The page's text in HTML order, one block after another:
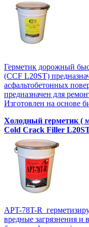
Герметик дорожный
(CCF L20SТ)
асфальтобетонных
предназначен для
Изготовлен на основе
Холодный герметик (
Cold Crack Filler
APT-78T-R
вредные загрязнения и